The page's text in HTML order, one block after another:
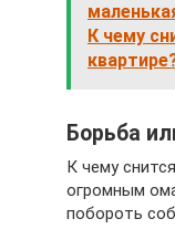
К чему
Борьба
К чему
огромным
побороть